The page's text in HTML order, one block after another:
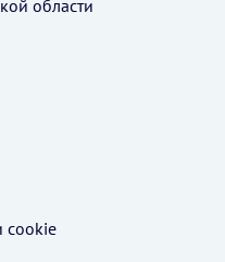
области
cookie